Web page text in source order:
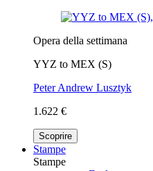
Opera della settimana
YYZ to MEX (S)
Peter Andrew Lusztyk
1.622 €
Scoprire
Stampe
Stampe